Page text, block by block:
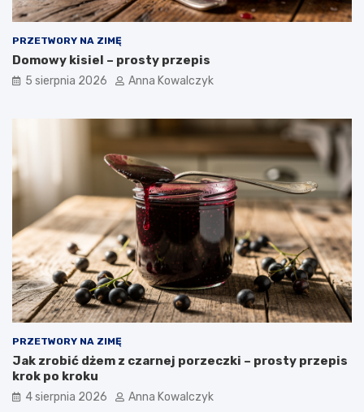
PRZETWORY NA ZIMĘ
Domowy kisiel – prosty przepis
5 sierpnia 2026 Anna Kowalczyk
PRZETWORY NA ZIMĘ
Jak zrobić dżem z czarnej porzeczki – prosty przepis
krok po kroku
4 sierpnia 2026 Anna Kowalczyk